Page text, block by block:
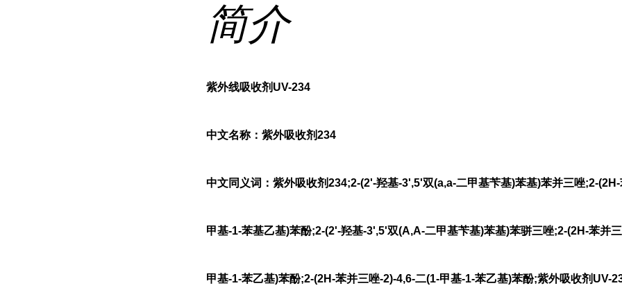
简介
紫外线吸收剂UV-234
中文名称：紫外吸收剂234
中文同义词：紫外吸收剂234;2-(2'-羟基-3',5'双(a,a-二甲基苄基)苯基)苯并三唑;2-
甲基-1-苯基乙基)苯酚;2-(2'-羟基-3',5'双(A,A-二甲基苄基)苯基)苯骈三唑;2-(2H-苯并
甲基-1-苯乙基)苯酚;2-(2H-苯并三唑-2)-4,6-二(1-甲基-1-苯乙基)苯酚;紫外吸收剂UV-